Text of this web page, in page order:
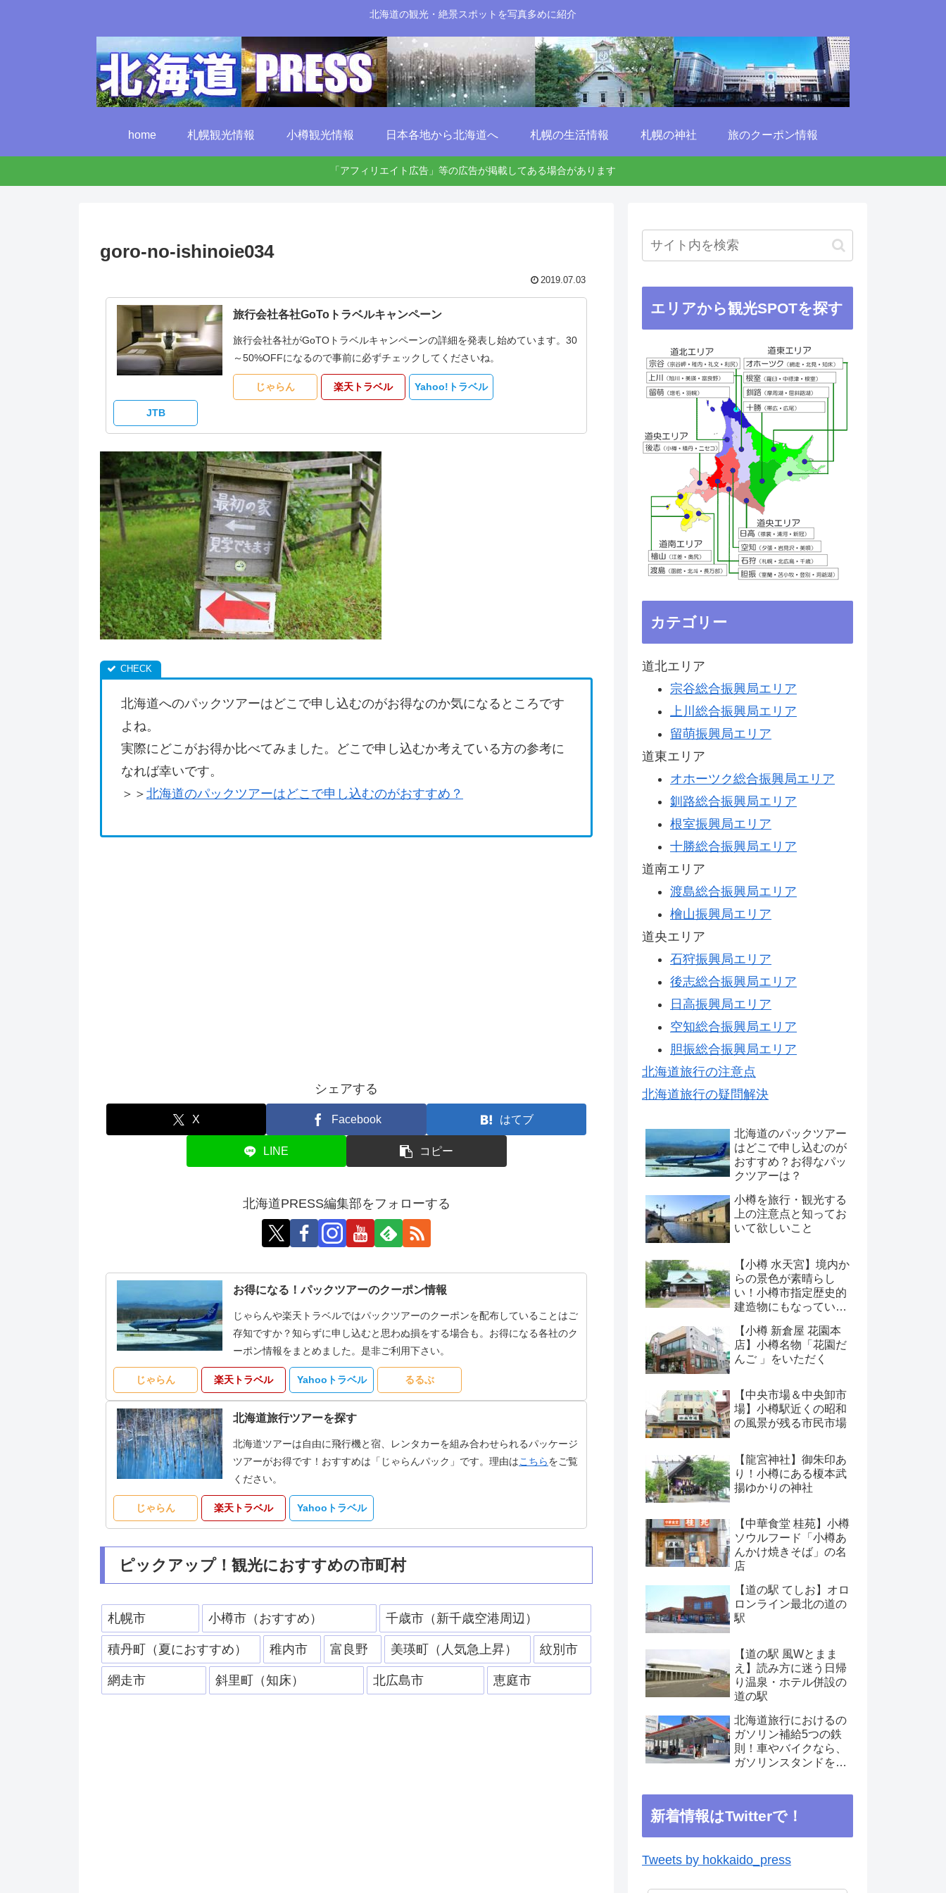
北海道の観光・絶景スポットを写真多めに紹介
home 札幌観光情報 小樽観光情報 日本各地から北海道へ 札幌の生活情報 札幌の神社 旅のクーポン情報
「アフィリエイト広告」等の広告が掲載してある場合があります
goro-no-ishinoie034
2019.07.03
旅行会社各社GoToトラベルキャンペーン
旅行会社各社がGoTOトラベルキャンペーンの詳細を発表し始めています。30
～50%OFFになるので事前に必ずチェックしてくださいね。
じゃらん 楽天トラベル Yahoo!トラベル
JTB
北海道へのパックツアーはどこで申し込むのがお得なのか気になるところです
よね。
実際にどこがお得か比べてみました。どこで申し込むか考えている方の参考に
なれば幸いです。
＞＞ 北海道のパックツアーはどこで申し込むのがおすすめ？
シェアする
X Facebook はてブ
LINE コピー
北海道PRESS編集部をフォローする
お得になる！パックツアーのクーポン情報
じゃらんや楽天トラベルではパックツアーのクーポンを配布していることはご
存知ですか？知らずに申し込むと思わぬ損をする場合も。お得になる各社のク
ーポン情報をまとめました。是非ご利用下さい。
じゃらん 楽天トラベル Yahooトラベル るるぶ
北海道旅行ツアーを探す
北海道ツアーは自由に飛行機と宿、レンタカーを組み合わせられるパッケージ
ツアーがお得です！おすすめは「じゃらんパック」です。理由はこちらをご覧
ください。
じゃらん 楽天トラベル Yahooトラベル
ピックアップ！観光におすすめの市町村
札幌市 小樽市（おすすめ） 千歳市（新千歳空港周辺）
積丹町（夏におすすめ） 稚内市 富良野 美瑛町（人気急上昇） 紋別市
網走市 斜里町（知床） 北広島市 恵庭市
エリアから観光SPOTを探す
カテゴリー
道北エリア
宗谷総合振興局エリア
上川総合振興局エリア
留萌振興局エリア
道東エリア
オホーツク総合振興局エリア
釧路総合振興局エリア
根室振興局エリア
十勝総合振興局エリア
道南エリア
渡島総合振興局エリア
檜山振興局エリア
道央エリア
石狩振興局エリア
後志総合振興局エリア
日高振興局エリア
空知総合振興局エリア
胆振総合振興局エリア
北海道旅行の注意点
北海道旅行の疑問解決
北海道のパックツアー
はどこで申し込むのが
おすすめ？お得なパッ
クツアーは？
小樽を旅行・観光する
上の注意点と知ってお
いて欲しいこと
【小樽 水天宮】境内か
らの景色が素晴らし
い！小樽市指定歴史的
建造物にもなっている
【小樽 新倉屋 花園本
店】小樽名物「花園だ
んご 」をいただく
【中央市場＆中央卸市
場】小樽駅近くの昭和
の風景が残る市民市場
【龍宮神社】御朱印あ
り！小樽にある榎本武
揚ゆかりの神社
【中華食堂 桂苑】小樽
ソウルフード「小樽あ
んかけ焼きそば」の名
店
【道の駅 てしお】オロ
ロンライン最北の道の
駅
【道の駅 風Wとまま
え】読み方に迷う日帰
り温泉・ホテル併設の
道の駅
北海道旅行におけるの
ガソリン補給5つの鉄
則！車やバイクなら、
ガソリンスタンドを見
新着情報はTwitterで！
Tweets by hokkaido_press